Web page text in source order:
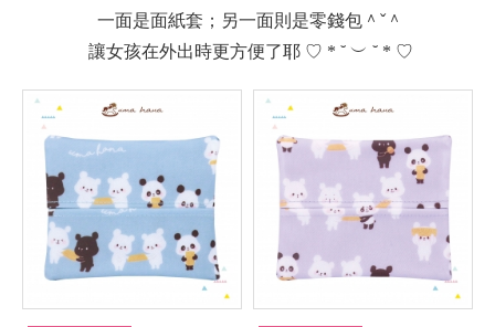
一面是面紙套；另一面則是零錢包＾ˇ＾
讓女孩在外出時更方便了耶 ♡ * ˘ ︶ ˘ * ♡